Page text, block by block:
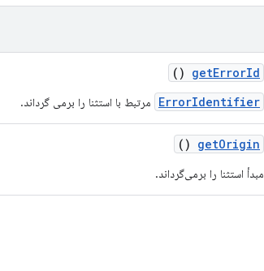
getErrorId
()
ErrorIdentifier
مرتبط با استثنا را برمی گرداند.
getOrigin
()
مبدأ استثنا را برمی‌گرداند.